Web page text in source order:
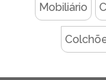
Mobiliário